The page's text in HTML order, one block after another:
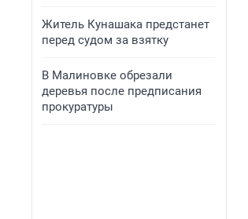
Житель Кунашака предстанет
перед судом за взятку
В Малиновке обрезали
деревья после предписания
прокуратуры